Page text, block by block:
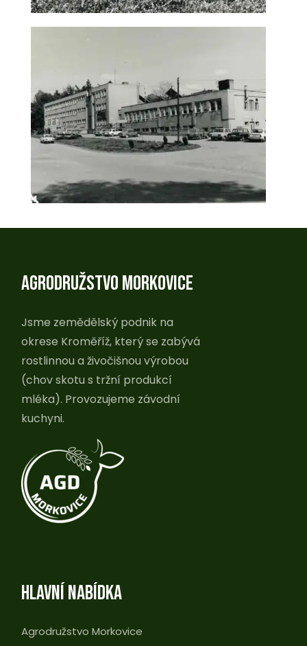
AGRODRUŽSTVO MORKOVICE
Jsme zemědělský podnik na
okrese Kroměříž, který se zabývá
rostlinnou a živočišnou výrobou
(chov skotu s tržní produkcí
mléka). Provozujeme závodní
kuchyni.
HLAVNÍ NABÍDKA
Agrodružstvo Morkovice